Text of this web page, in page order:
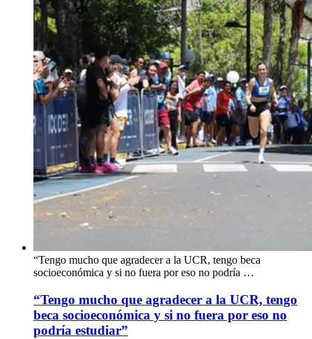
“Tengo mucho que agradecer a la UCR, tengo beca
socioeconómica y si no fuera por eso no podría …
“Tengo mucho que agradecer a la UCR, tengo
beca socioeconómica y si no fuera por eso no
podría estudiar”